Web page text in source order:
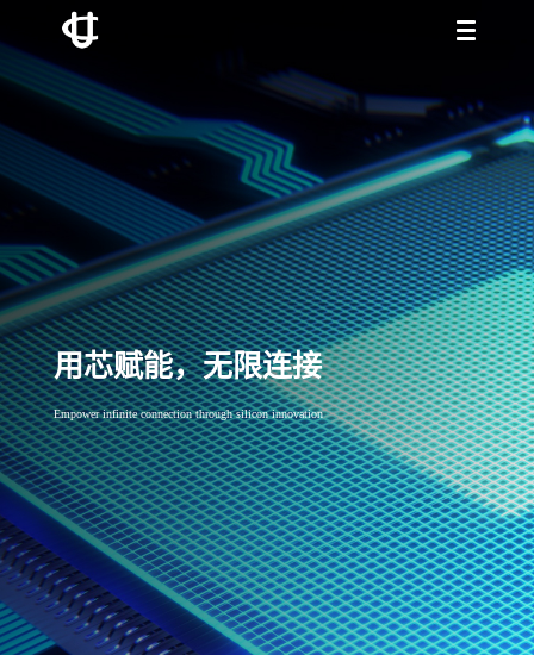
用芯赋能，无限连接
Empower infinite connection through silicon innovation